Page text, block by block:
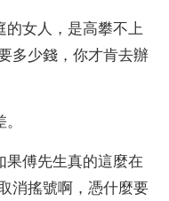
多少錢，你才肯去辦
消搖號啊，憑什麼要